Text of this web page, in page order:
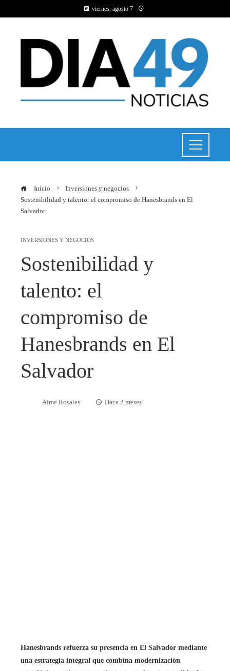
viernes, agosto 7
Inicio
Inversiones y negocios
Sostenibilidad y talento: el compromiso de Hanesbrands en El
Salvador
INVERSIONES Y NEGOCIOS
Sostenibilidad y
talento: el
compromiso de
Hanesbrands en El
Salvador
Aimé Rosales Hace 2 meses
Hanesbrands refuerza su presencia en El Salvador mediante
una estrategia integral que combina modernización